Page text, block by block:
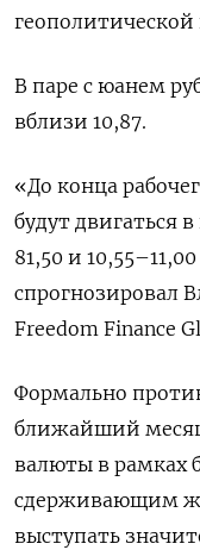
геополитической
В паре с юанем
вблизи 10,87.
«До конца
будут двигаться
81,50 и
спрогнозировал
Freedom Finance
Формально
ближайший
валюты в рамках
сдерживающим
выступать